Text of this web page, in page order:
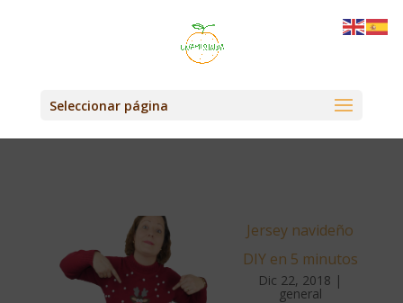
Seleccionar página
Jersey navideño
DIY en 5 minutos
Dic 22, 2018 |
general